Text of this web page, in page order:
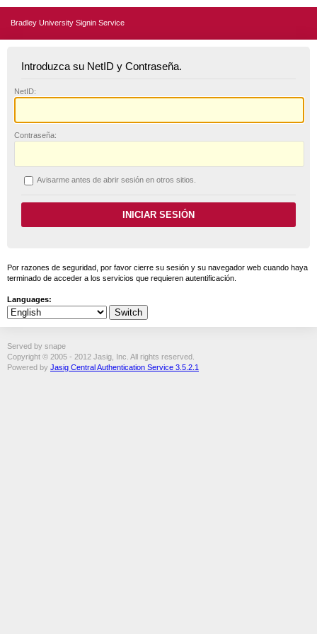
Bradley University Signin Service
Introduzca su NetID y Contraseña.
NetID:
Contraseña:
Avisarme antes de abrir sesión en otros sitios.
Por razones de seguridad, por favor cierre su sesión y su navegador web cuando haya
terminado de acceder a los servicios que requieren autentificación.
Languages:
Served by snape
Copyright © 2005 - 2012 Jasig, Inc. All rights reserved.
Powered by Jasig Central Authentication Service 3.5.2.1